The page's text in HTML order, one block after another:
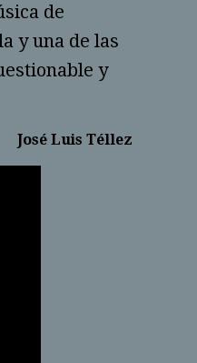
de
y una de las
y
José Luis Téllez